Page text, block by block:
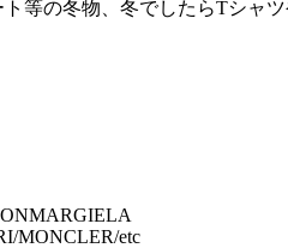
等の冬物、冬でしたらTシャ
MONCLER/etc